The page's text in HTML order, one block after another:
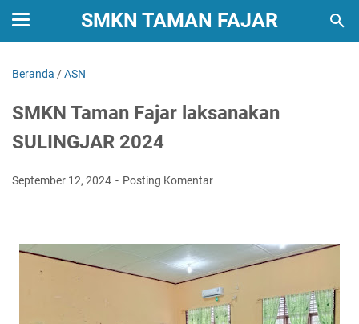
SMKN TAMAN FAJAR
Beranda /ASN
SMKN Taman Fajar laksanakan
SULINGJAR 2024
September 12, 2024 Posting Komentar